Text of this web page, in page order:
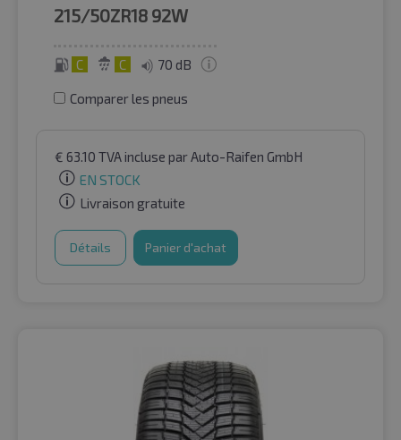
215/50ZR18 92W
C C 70 dB
Comparer les pneus
€ 63.10 TVA incluse par Auto-Raifen GmbH
EN STOCK
Livraison gratuite
Détails Panier d'achat